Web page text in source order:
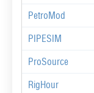
PetroMod
PIPESIM
ProSource
RigHour